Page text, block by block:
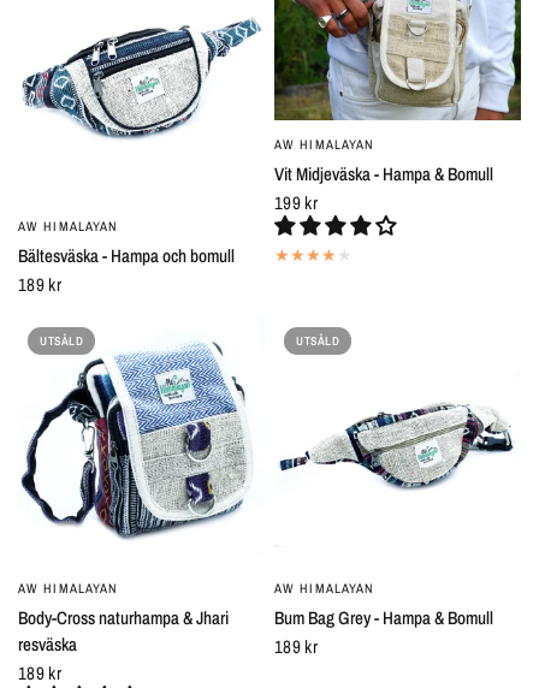
SNABBTITT
AW HIMALAYAN
Bältesväska - Hampa och bomull
189 kr
SNABBTITT
AW HIMALAYAN
Vit Midjeväska - Hampa & Bomull
199 kr
UTSÅLD
SNABBTITT
AW HIMALAYAN
Body-Cross naturhampa & Jhari
resväska
189 kr
UTSÅLD
SNABBTITT
AW HIMALAYAN
Bum Bag Grey - Hampa & Bomull
189 kr